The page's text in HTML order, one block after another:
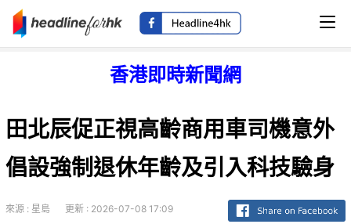
香港即時新聞網
田北辰促正視高齡商用車司機意外
倡設強制退休年齡及引入科技驗身
來源 : 星島 更新 : 2026-07-08 17:09